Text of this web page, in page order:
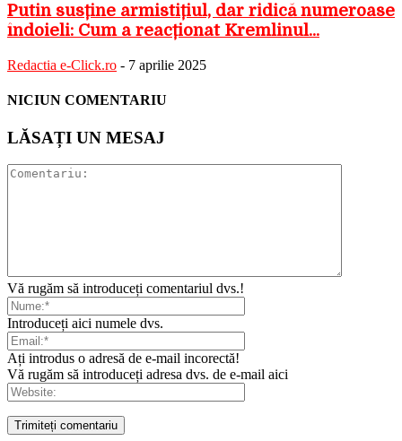
Putin susține armistițiul, dar ridică numeroase
îndoieli: Cum a reacționat Kremlinul...
Redactia e-Click.ro - 7 aprilie 2025
NICIUN COMENTARIU
LĂSAȚI UN MESAJ
Vă rugăm să introduceți comentariul dvs.!
Introduceți aici numele dvs.
Ați introdus o adresă de e-mail incorectă!
Vă rugăm să introduceți adresa dvs. de e-mail aici